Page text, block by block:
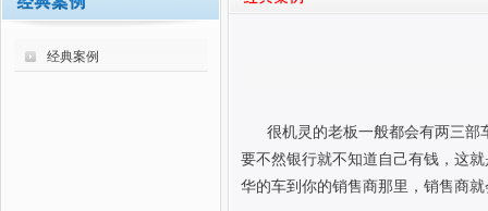
经典案例
很机灵的老板一般都会有两三部
要不然银行就不知道自己有钱，这
华的车到你的销售商那里，销售商